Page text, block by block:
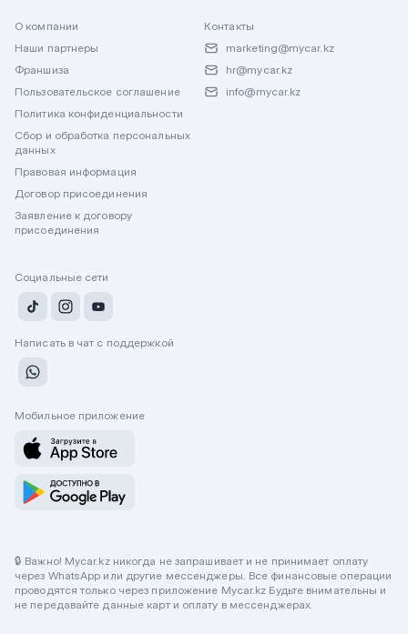
О компании
Наши партнеры
Франшиза
Пользовательское соглашение
Политика конфиденциальности
Сбор и обработка персональных
данных
Правовая информация
Договор присоединения
Заявление к договору
присоединения
Контакты
marketing@mycar.kz
hr@mycar.kz
info@mycar.kz
Социальные сети
Написать в чат с поддержкой
Мобильное приложение
🔒 Важно! Mycar.kz никогда не запрашивает и не принимает оплату
через WhatsApp или другие мессенджеры. Все финансовые операции
проводятся только через приложение Mycar.kz Будьте внимательны и
не передавайте данные карт и оплату в мессенджерах.